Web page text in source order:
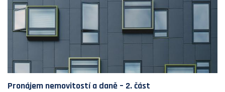
Pronájem nemovitostí a daně – 2. část